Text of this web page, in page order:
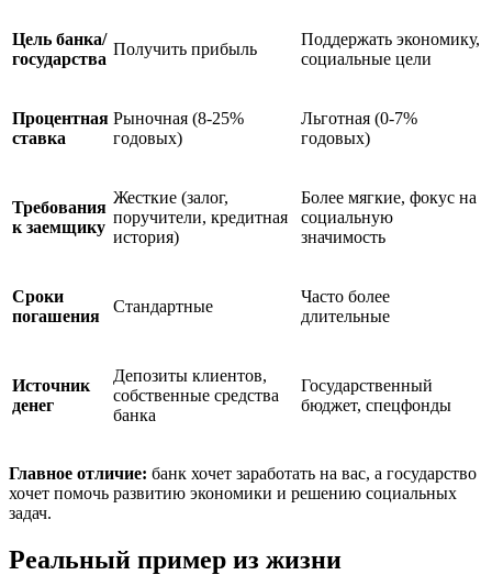
Цель банка/
государства
Получить прибыль
Поддержать экономику,
социальные цели
Процентная
ставка
Рыночная (8-25%
годовых)
Льготная (0-7%
годовых)
Требования
к заемщику
Жесткие (залог,
поручители, кредитная
история)
Более мягкие, фокус на
социальную
значимость
Сроки
погашения
Стандартные
Часто более
длительные
Источник
денег
Депозиты клиентов,
собственные средства
банка
Государственный
бюджет, спецфонды
Главное отличие: банк хочет заработать на вас, а государство
хочет помочь развитию экономики и решению социальных
задач.
Реальный пример из жизни